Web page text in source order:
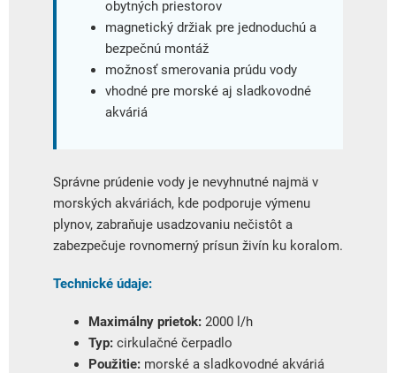
obytných priestorov
magnetický držiak pre jednoduchú a
bezpečnú montáž
možnosť smerovania prúdu vody
vhodné pre morské aj sladkovodné
akváriá
Správne prúdenie vody je nevyhnutné najmä v
morských akváriách, kde podporuje výmenu
plynov, zabraňuje usadzovaniu nečistôt a
zabezpečuje rovnomerný prísun živín ku koralom.
Technické údaje:
Maximálny prietok: 2000 l/h
Typ: cirkulačné čerpadlo
Použitie: morské a sladkovodné akváriá